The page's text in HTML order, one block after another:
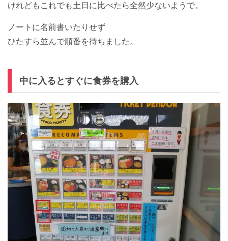
けれどもこれでも土日に比べたら全然少ないようで。
ノートに名前書いたりせず
ひたすら並んで順番を待ちました。
中に入るとすぐに食券を購入